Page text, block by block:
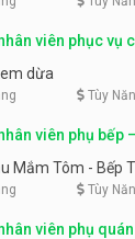
viên phục vụ
dừa
Tùy
viên phụ bếp
Mắm Tôm - Bếp
Tùy
viên phụ